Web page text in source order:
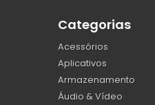
Categorias
Acessórios
Aplicativos
Armazenamento
Áudio & Vídeo